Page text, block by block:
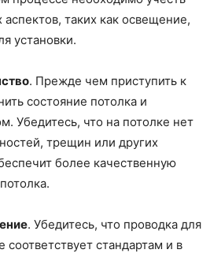
таких как освещение,
установки.
. Прежде чем приступить к
состояние потолка и
Убедитесь, что на потолке нет
трещин или других
более качественную
. Убедитесь, что проводка для
стандартам и в